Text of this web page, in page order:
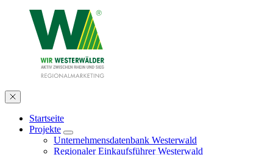
Startseite
Projekte
Unternehmensdatenbank Westerwald
Regionaler Einkaufsführer Westerwald